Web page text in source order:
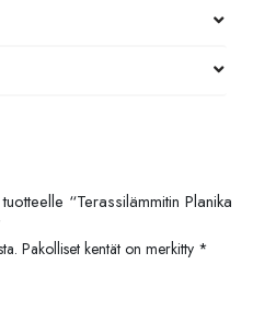
“Terassilämmitin Planika
Pakolliset kentät on merkitty *